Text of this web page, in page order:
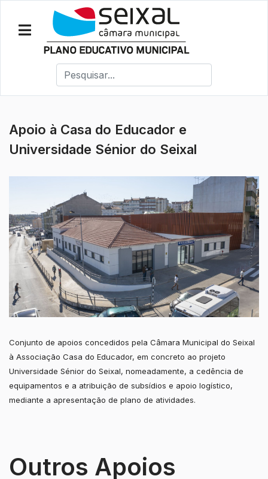
Apoio à Casa do Educador e
Universidade Sénior do Seixal
Conjunto de apoios concedidos pela Câmara Municipal do Seixal
à Associação Casa do Educador, em concreto ao projeto
Universidade Sénior do Seixal, nomeadamente, a cedência de
equipamentos e a atribuição de subsídios e apoio logístico,
mediante a apresentação de plano de atividades.
Outros Apoios